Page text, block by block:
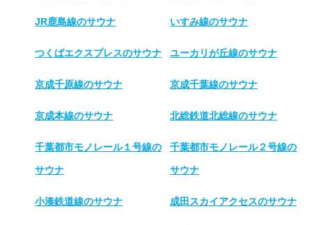
JR鹿島線のサウナ いすみ線のサウナ
つくばエクスプレスのサウナ ユーカリが丘線のサウナ
京成千原線のサウナ 京成千葉線のサウナ
京成本線のサウナ 北総鉄道北総線のサウナ
千葉都市モノレール１号線の
サウナ
千葉都市モノレール２号線の
サウナ
小湊鉄道線のサウナ 成田スカイアクセスのサウナ